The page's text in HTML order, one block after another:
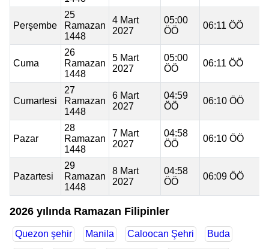
Perşembe
25
Ramazan
1448
4 Mart
2027
05:00
ÖÖ
06:11 ÖÖ
Cuma
26
Ramazan
1448
5 Mart
2027
05:00
ÖÖ
06:11 ÖÖ
Cumartesi
27
Ramazan
1448
6 Mart
2027
04:59
ÖÖ
06:10 ÖÖ
Pazar
28
Ramazan
1448
7 Mart
2027
04:58
ÖÖ
06:10 ÖÖ
Pazartesi
29
Ramazan
1448
8 Mart
2027
04:58
ÖÖ
06:09 ÖÖ
2026 yılında Ramazan Filipinler
Quezon şehir Manila Caloocan Şehri Buda